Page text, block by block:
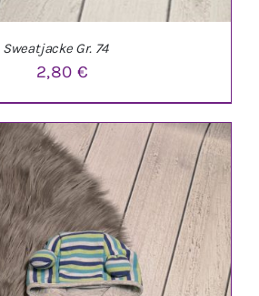
WARENKORB / DETAILS
Sweatjacke Gr. 74
2,80 €